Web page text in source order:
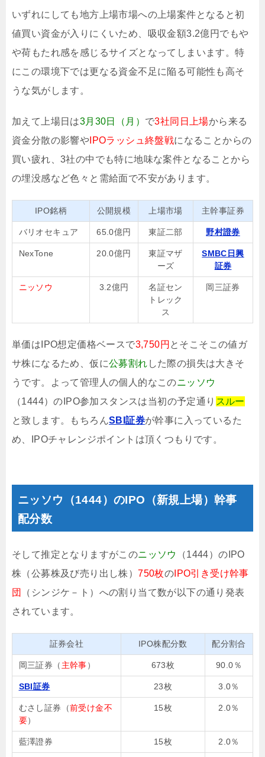
いずれにしても地方上場市場への上場案件となると初
値買い資金が入りにくいため、吸収金額3.2億円でもや
や荷もたれ感を感じるサイズとなってしまいます。特
にこの環境下では更なる資金不足に陥る可能性も高そ
うな気がします。
加えて上場日は3月30日（月） で3社同日上場から来る
資金分散の影響や IPOラッシュ終盤戦になることからの
買い疲れ、3社の中でも特に地味な案件となることから
の埋没感など色々と需給面で不安があります。
IPO銘柄 公開規模 上場市場 主幹事証券
バリオセキュア 65.0億円 東証二部 野村證券
NexTone 20.0億円
東証マザ
ーズ
SMBC日興
証券
ニッソウ 3.2億円
名証セン
トレック
ス
岡三証券
単価はIPO想定価格ベースで3,750円 とそこそこの値ガ
サ株になるため、仮に公募割れ した際の損失は大きそ
うです。よって管理人の個人的なこのニッソウ
（1444）のIPO参加スタンスは当初の予定通り スルー
と致します。もちろんSBI証券が幹事に入っているた
め、IPOチャレンジポイントは頂くつもりです。
ニッソウ（1444）のIPO（新規上場）幹事
配分数
そして推定となりますがこのニッソウ
（1444）のIPO
株（公募株及び売り出し株）750枚の IPO引き受け幹事
団
（シンジケ－ト）への割り当て数が以下の通り発表
されています。
証券会社 IPO株配分数 配分割合
岡三証券（ 主幹事） 673枚 90.0％
SBI証券 23枚 3.0％
むさし証券（前受け金不
要）
15枚 2.0％
藍澤證券 15枚 2.0％